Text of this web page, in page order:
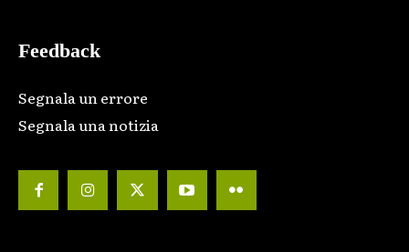
Feedback
Segnala un errore
Segnala una notizia